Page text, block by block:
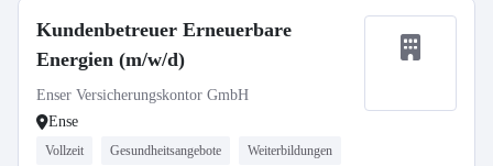
Kundenbetreuer Erneuerbare
Energien (m/w/d)
Enser Versicherungskontor GmbH
Ense
Vollzeit Gesundheitsangebote Weiterbildungen